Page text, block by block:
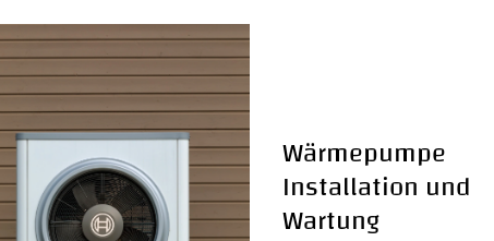
Wärmepumpe
Installation und
Wartung